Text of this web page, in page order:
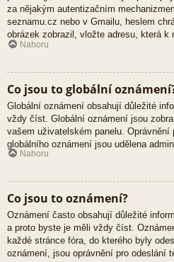
za nějakým autentizačním
seznamu.cz nebo v Gmailu, heslem
obrázek zobrazil, vložte adresu, která k
Nahoru
Co jsou to globální
Globální oznámení obsahují důležité
vždy číst. Globální oznámení jsou
vašem uživatelském panelu. Oprávnění
globálního oznámení jsou udělena
Nahoru
Co jsou to oznámení?
Oznámení často obsahují důležité
a proto byste je měli vždy číst.
každé stránce fóra, do kterého byly
oznámení, jsou oprávnění pro odeslání